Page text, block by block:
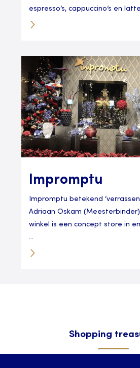
espresso’s, cappuccino’s en
Impromptu
Impromptu betekend
Adriaan Oskam
winkel is een concept store in
...
Shopping